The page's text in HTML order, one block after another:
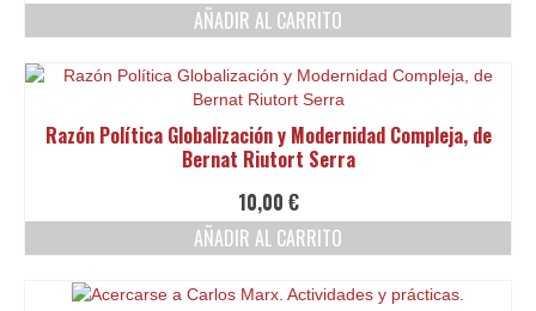
AÑADIR AL CARRITO
Razón Política Globalización y Modernidad Compleja, de
Bernat Riutort Serra
10,00 €
AÑADIR AL CARRITO